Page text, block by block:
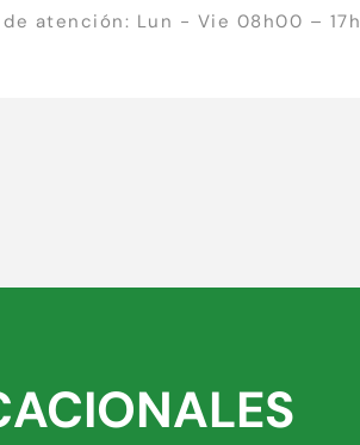
atención: Lun - Vie 08h00 –